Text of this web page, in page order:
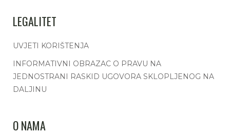
LEGALITET
UVJETI KORIŠTENJA
INFORMATIVNI OBRAZAC O PRAVU NA
JEDNOSTRANI RASKID UGOVORA SKLOPLJENOG NA
DALJINU
O NAMA